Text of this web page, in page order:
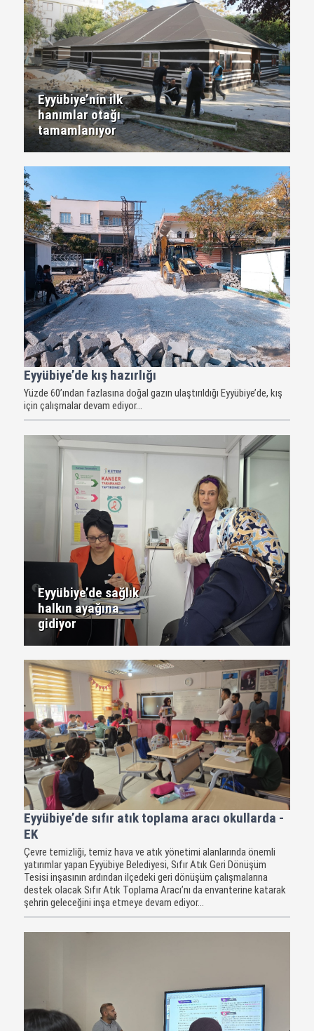
Eyyübiye’nin ilk
hanımlar otağı
tamamlanıyor
Eyyübiye’de kış hazırlığı
Yüzde 60’ından fazlasına doğal gazın ulaştırıldığı Eyyübiye’de, kış
için çalışmalar devam ediyor...
Eyyübiye’de sağlık
halkın ayağına
gidiyor
Eyyübiye’de sıfır atık toplama aracı okullarda -
EK
Çevre temizliği, temiz hava ve atık yönetimi alanlarında önemli
yatırımlar yapan Eyyübiye Belediyesi, Sıfır Atık Geri Dönüşüm
Tesisi inşasının ardından ilçedeki geri dönüşüm çalışmalarına
destek olacak Sıfır Atık Toplama Aracı’nı da envanterine katarak
şehrin geleceğini inşa etmeye devam ediyor...